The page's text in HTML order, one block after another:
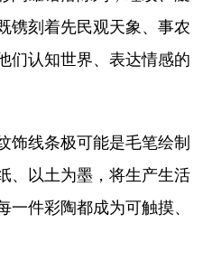
镌刻着先民观天象、事农
们认知世界、表达情感的
线条极可能是毛笔绘制
、以土为墨，将生产生活
件彩陶都成为可触摸、